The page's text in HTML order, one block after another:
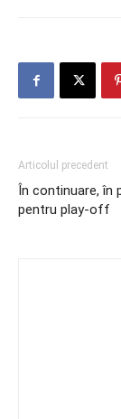
Articolul precedent
În continuare, în
pentru play-off